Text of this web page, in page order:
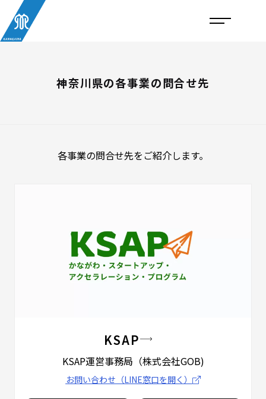
神奈川県の各事業の問合せ先
各事業の問合せ先をご紹介します。
KSAP
KSAP運営事務局 （株式会社GOB)
お問い合わせ（LINE窓口を開く）